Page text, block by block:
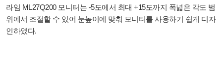
라임 ML27Q200 모니터는 -5도에서 최대 +15도까지 폭넓은 각도 범
위에서 조절할 수 있어 눈높이에 맞춰 모니터를 사용하기 쉽게 디자
인하였다.